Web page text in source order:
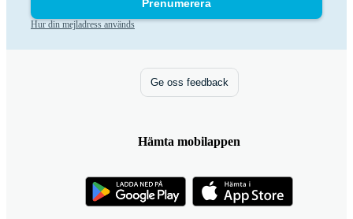
Prenumerera
Hur din mejladress används
Ge oss feedback
Hämta mobilappen